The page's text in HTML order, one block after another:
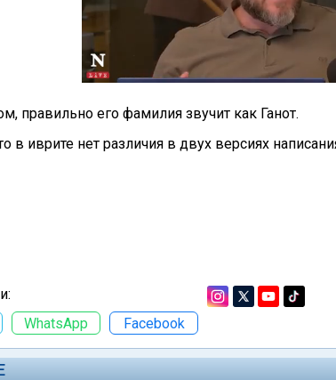
правильно его фамилия звучит как Ганот.
в иврите нет различия в двух версиях
WhatsApp Facebook